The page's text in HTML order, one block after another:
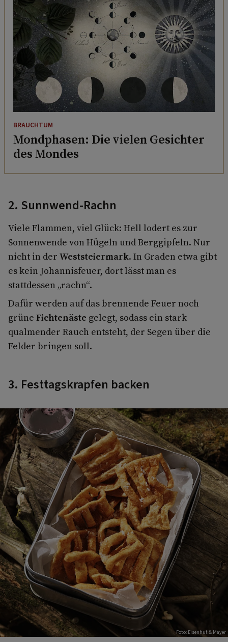
BRAUCHTUM
Mondphasen: Die vielen Gesichter
des Mondes
2. Sunnwend-Rachn
Viele Flammen, viel Glück: Hell lodert es zur
Sonnenwende von Hügeln und Berggipfeln. Nur
nicht in der Weststeiermark. In Graden etwa gibt
es kein Johannisfeuer, dort lässt man es
stattdessen „rachn“.
Dafür werden auf das brennende Feuer noch
grüne Fichtenäste gelegt, sodass ein stark
qualmender Rauch entsteht, der Segen über die
Felder bringen soll.
3. Festtagskrapfen backen
Foto: Eisenhut & Mayer